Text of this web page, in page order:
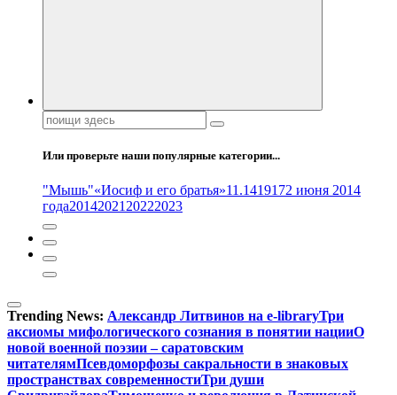
Поиск:
Или проверьте наши популярные категории...
"Мышь"«Иосиф и его братья»11.1419172 июня 2014
года20142021 20222023
Trending News: Александр Литвинов на e-libraryТри
аксиомы мифологического сознания в понятии нацииО
новой военной поэзии – саратовским
читателямПсевдоморфозы сакральности в знаковых
пространствах современностиТри души